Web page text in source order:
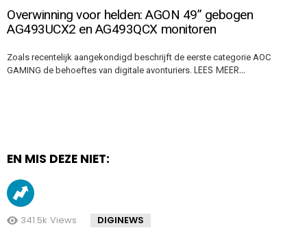
Overwinning voor helden: AGON 49” gebogen
AG493UCX2 en AG493QCX monitoren
Zoals recentelijk aangekondigd beschrijft de eerste categorie AOC
GAMING de behoeftes van digitale avonturiers. LEES MEER…
EN MIS DEZE NIET:
341.5k Views DIGINEWS